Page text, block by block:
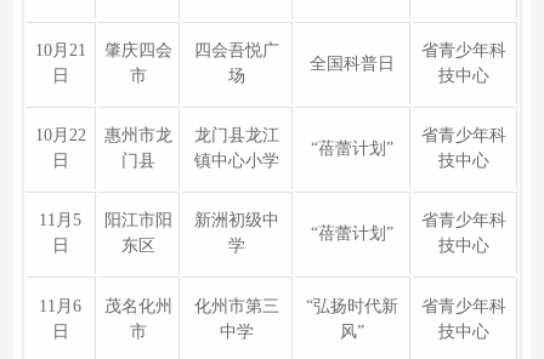
10月21
日
肇庆四会
市
四会吾悦广
场
全国科普日
省青少年科
技中心
10月22
日
惠州市龙
门县
龙门县龙江
镇中心小学
“蓓蕾计划”
省青少年科
技中心
11月5
日
阳江市阳
东区
新洲初级中
学
“蓓蕾计划”
省青少年科
技中心
11月6
日
茂名化州
市
化州市第三
中学
“弘扬时代新
风”
省青少年科
技中心